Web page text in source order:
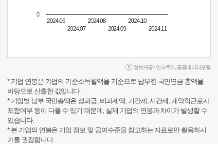
2024.06
2024.07
2024.08
2024.09
2024.10
2024.11
0
정보제공 : 인크루트 공공데이터포털
* 기업 연봉은 기업의 기준소득월액을 기준으로 납부한 국민연금 총액을
바탕으로 산출한 값입니다.
* 기업별 납부 국민총액은 성과급, 비과세액, 기간제, 시간제, 계약직근로자
포함여부 등이 다를 수 있기 때문에, 실제 기업의 연봉과 차이가 발생할 수
있습니다.
* 본 기업의 연봉은 기업 정보 및 급여수준을 참고하는 자료로만 활용하시
기를 권장합니다.